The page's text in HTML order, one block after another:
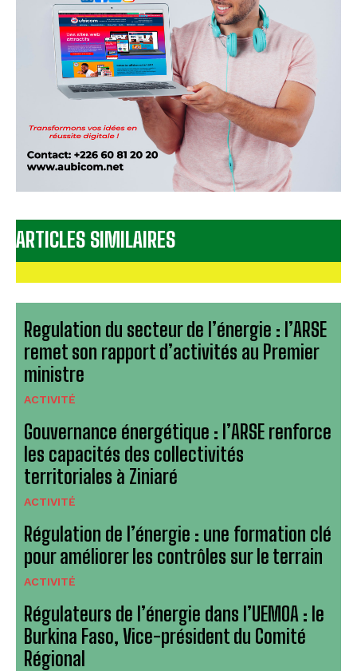
ARTICLES SIMILAIRES
Regulation du secteur de l’énergie : l’ARSE
remet son rapport d’activités au Premier
ministre
ACTIVITÉ
Gouvernance énergétique : l’ARSE renforce
les capacités des collectivités
territoriales à Ziniaré
ACTIVITÉ
Régulation de l’énergie : une formation clé
pour améliorer les contrôles sur le terrain
ACTIVITÉ
Régulateurs de l’énergie dans l’UEMOA : le
Burkina Faso, Vice-président du Comité
Régional